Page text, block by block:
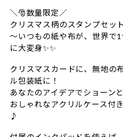
＼🎅数量限定／
クリスマス柄のスタンプセッ
〜いつもの紙や布が、世界で
に大変身✨✨
クリスマスカードに、無地の
ル包装紙に！
あなたのアイデアでショーン
おしゃれなアクリルケース付
♪